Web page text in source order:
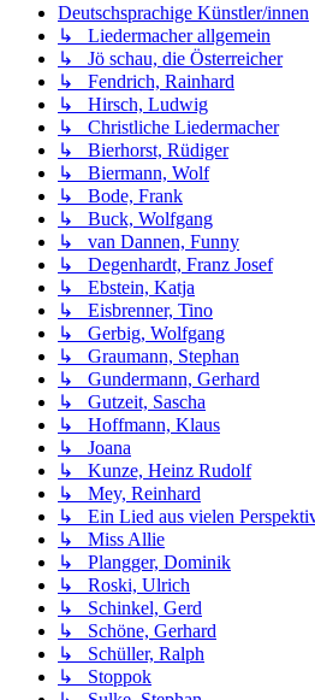
Deutschsprachige Künstler/innen
↳ Liedermacher allgemein
↳ Jö schau, die Österreicher
↳ Fendrich, Rainhard
↳ Hirsch, Ludwig
↳ Christliche Liedermacher
↳ Bierhorst, Rüdiger
↳ Biermann, Wolf
↳ Bode, Frank
↳ Buck, Wolfgang
↳ van Dannen, Funny
↳ Degenhardt, Franz Josef
↳ Ebstein, Katja
↳ Eisbrenner, Tino
↳ Gerbig, Wolfgang
↳ Graumann, Stephan
↳ Gundermann, Gerhard
↳ Gutzeit, Sascha
↳ Hoffmann, Klaus
↳ Joana
↳ Kunze, Heinz Rudolf
↳ Mey, Reinhard
↳ Ein Lied aus vielen
↳ Miss Allie
↳ Plangger, Dominik
↳ Roski, Ulrich
↳ Schinkel, Gerd
↳ Schöne, Gerhard
↳ Schüller, Ralph
↳ Stoppok